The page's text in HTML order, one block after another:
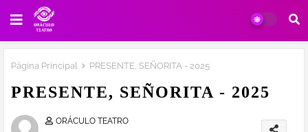
Página Principal PRESENTE, SEÑORITA - 2025
PRESENTE, SEÑORITA - 2025
ORÁCULO TEATRO